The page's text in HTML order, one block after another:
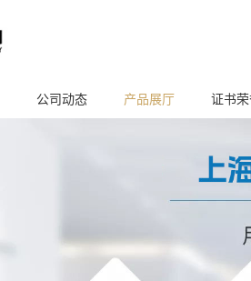
公司动态 产品展厅 证书